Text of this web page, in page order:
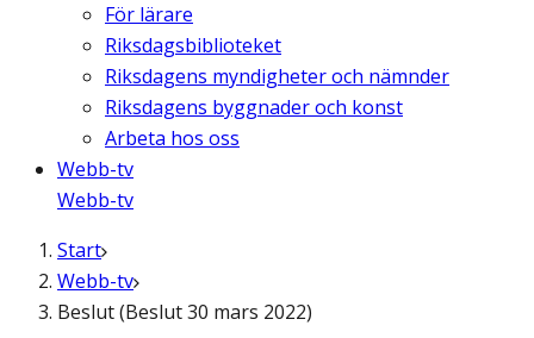
För lärare
Riksdagsbiblioteket
Riksdagens myndigheter och nämnder
Riksdagens byggnader och konst
Arbeta hos oss
Webb-tv
Webb-tv
Start
Webb-tv
Beslut (Beslut 30 mars 2022)